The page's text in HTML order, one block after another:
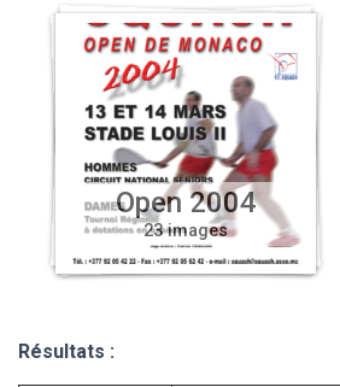
Open 2004
23 images
Résultats :